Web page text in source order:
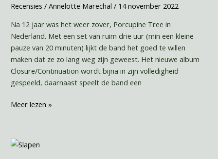
Recensies /Annelotte Marechal/ 14 november 2022
Na 12 jaar was het weer zover, Porcupine Tree in
Nederland. Met een set van ruim drie uur (min een kleine
pauze van 20 minuten) lijkt de band het goed te willen
maken dat ze zo lang weg zijn geweest. Het nieuwe album
Closure/Continuation wordt bijna in zijn volledigheid
gespeeld, daarnaast speelt de band een
Meer lezen »
Een